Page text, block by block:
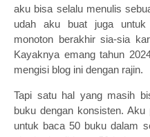
aku bisa selalu menulis
udah aku buat juga untuk
monoton berakhir sia-sia
Kayaknya emang tahun
mengisi blog ini dengan rajin.
Tapi satu hal yang masih
buku dengan konsisten.
untuk baca 50 buku dalam